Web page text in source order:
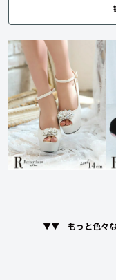
▼▼ もっと色々